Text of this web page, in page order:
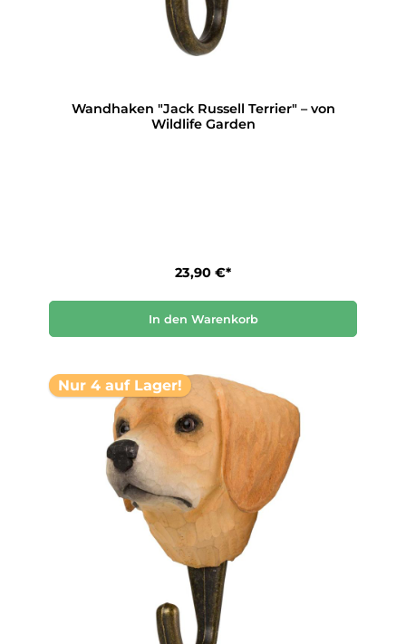
Wandhaken "Jack Russell Terrier" – von
Wildlife Garden
23,90 €*
In den Warenkorb
Nur 4 auf Lager!